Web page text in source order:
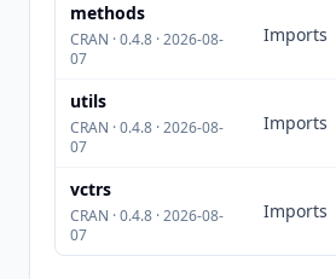
methods
CRAN · 0.4.8 · 2026-08-
07
Imports
utils
CRAN · 0.4.8 · 2026-08-
07
Imports
vctrs
CRAN · 0.4.8 · 2026-08-
07
Imports